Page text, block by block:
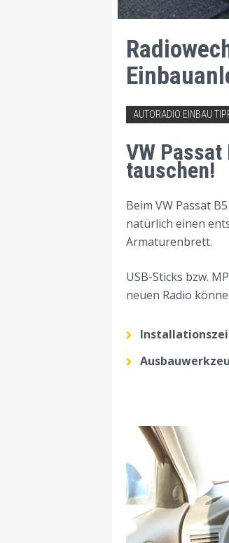
ABGELEGT IN:
AUTORADIO EINBAU
VW
tauschen!
Beim VW Passat
natürlich einen
Armaturenbrett.
USB-Sticks bzw.
neuen Radio